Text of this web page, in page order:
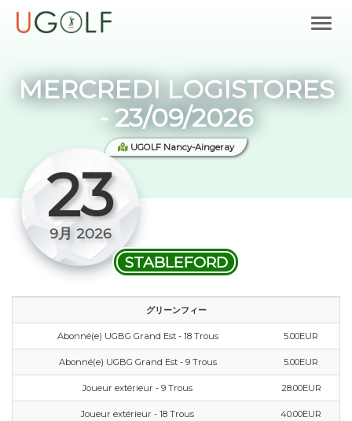
MERCREDI LOGISTORES
- 23/09/2026
UGOLF Nancy-Aingeray
23
9月 2026
STABLEFORD
グリーンフィー
Abonné(e) UGBG Grand Est - 18 Trous 5.00EUR
Abonné(e) UGBG Grand Est - 9 Trous 5.00EUR
Joueur extérieur - 9 Trous 28.00EUR
Joueur extérieur - 18 Trous 40.00EUR